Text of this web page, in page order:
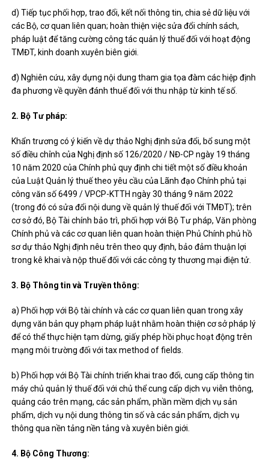
d) Tiếp tục phối hợp, trao đổi, kết nối thông tin, chia sẻ dữ liệu với
các Bộ, cơ quan liên quan; hoàn thiện việc sửa đổi chính sách,
pháp luật để tăng cường công tác quản lý thuế đối với hoạt động
TMĐT, kinh doanh xuyên biên giới.
đ) Nghiên cứu, xây dựng nội dung tham gia tọa đàm các hiệp định
đa phương về quyền đánh thuế đối với thu nhập từ kinh tế số.
2. Bộ Tư pháp:
Khẩn trương có ý kiến ​​về dự thảo Nghị định sửa đổi, bổ sung một
số điều chỉnh của Nghị định số 126/2020 / NĐ-CP ngày 19 tháng
10 năm 2020 của Chính phủ quy định chi tiết một số điều khoản
của Luật Quản lý thuế theo yêu cầu của Lãnh đạo Chính phủ tại
công văn số 6499 / VPCP-KTTH ngày 30 tháng 9 năm 2022
(trong đó có sửa đổi nội dung về quản lý thuế đối với TMĐT); trên
cơ sở đó, Bộ Tài chính bảo trì, phối hợp với Bộ Tư pháp, Văn phòng
Chính phủ và các cơ quan liên quan hoàn thiện Phủ Chính phủ hồ
sơ dự thảo Nghị định nêu trên theo quy định, bảo đảm thuận lợi
trong kê khai và nộp thuế đối với các công ty thương mại điện tử.
3. Bộ Thông tin và Truyền thông:
a) Phối hợp với Bộ tài chính và các cơ quan liên quan trong xây
dựng văn bản quy phạm pháp luật nhằm hoàn thiện cơ sở pháp lý
để có thể thực hiện tạm dừng, giấy phép hồi phục hoạt động trên
mạng môi trường đối với tax method of fields.
b) Phối hợp với Bộ Tài chính triển khai trao đổi, cung cấp thông tin
máy chủ quản lý thuế đối với chủ thể cung cấp dịch vụ viễn thông,
quảng cáo trên mạng, các sản phẩm, phần mềm dịch vụ sản
phẩm, dịch vụ nội dung thông tin số và các sản phẩm, dịch vụ
thông qua nền tảng nền tảng và xuyên biên giới.
4. Bộ Công Thương: